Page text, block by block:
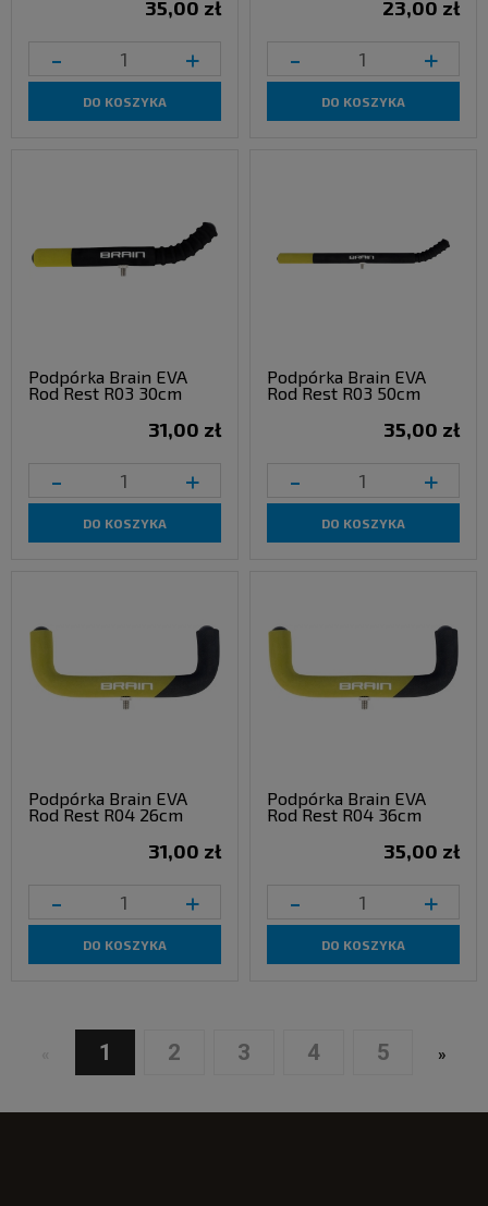
35,00 zł
- +
DO KOSZYKA
23,00 zł
- +
DO KOSZYKA
Podpórka Brain EVA
Rod Rest R03 30cm
31,00 zł
- +
DO KOSZYKA
Podpórka Brain EVA
Rod Rest R03 50cm
35,00 zł
- +
DO KOSZYKA
Podpórka Brain EVA
Rod Rest R04 26cm
31,00 zł
- +
DO KOSZYKA
Podpórka Brain EVA
Rod Rest R04 36cm
35,00 zł
- +
DO KOSZYKA
1 2 3 4 5 »